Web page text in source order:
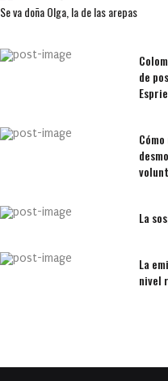
Se va doña Olga, la de las arepas
de
La
La
nivel